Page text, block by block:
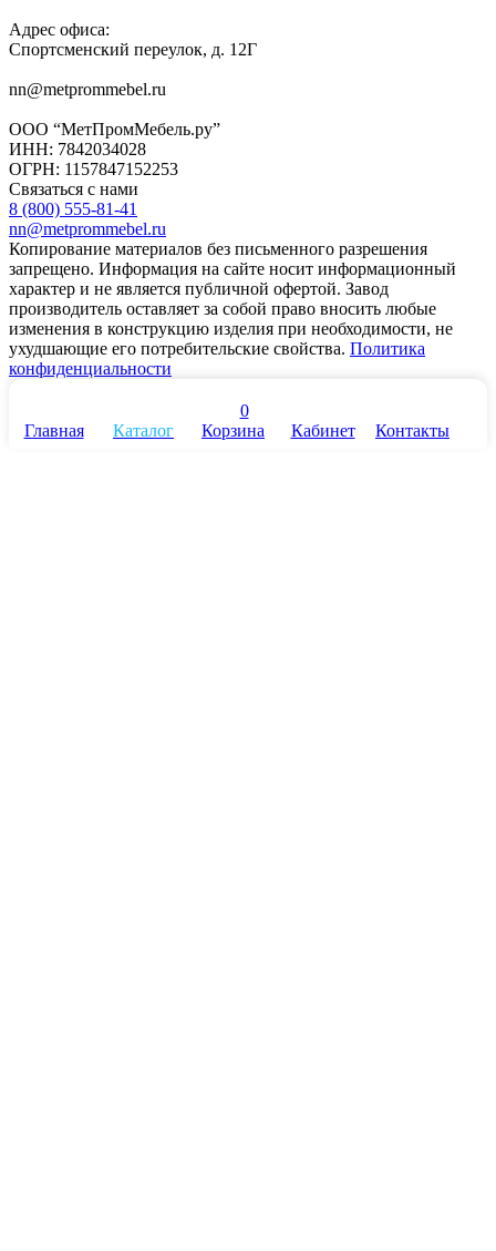
Адрес офиса:
Спортсменский переулок, д. 12Г
nn@metprommebel.ru
ООО “МетПромМебель.ру”
ИНН: 7842034028
ОГРН: 1157847152253
Связаться с нами
8 (800) 555-81-41
nn@metprommebel.ru
Копирование материалов без письменного разрешения
запрещено. Информация на сайте носит информационный
характер и не является публичной офертой. Завод
производитель оставляет за собой право вносить любые
изменения в конструкцию изделия при необходимости, не
ухудшающие его потребительские свойства. Политика
конфиденциальности
Главная Каталог
0
Корзина
Кабинет Контакты